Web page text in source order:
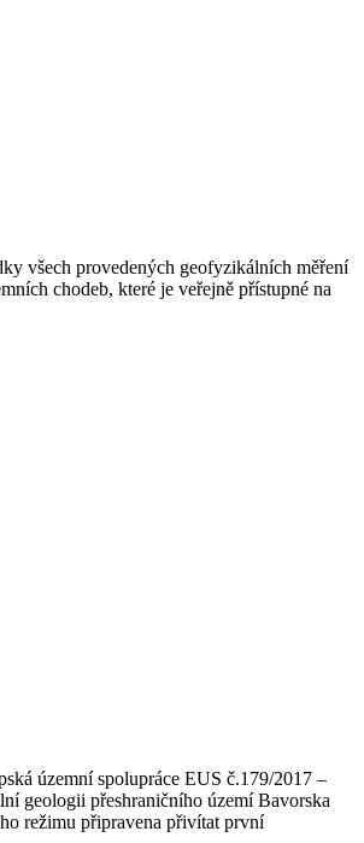
všech provedených geofyzikálních měření
chodeb, které je veřejně přístupné na
územní spolupráce EUS č.179/2017 –
geologii přeshraničního území Bavorska
režimu připravena přivítat první